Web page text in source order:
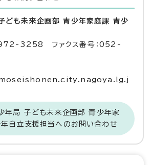
ども未来企画部 青少年家庭課 青少
3258 ファクス番号：052-
年局 子ども未来企画部 青少年家
自立支援担当へのお問い合わせ